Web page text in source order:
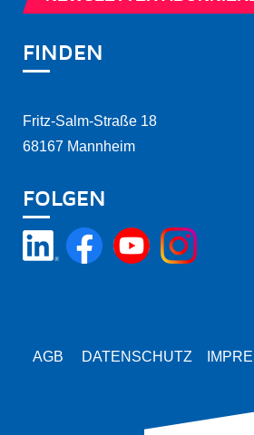
FINDEN
Fritz-Salm-Straße 18
68167 Mannheim
FOLGEN
AGB DATENSCHUTZ